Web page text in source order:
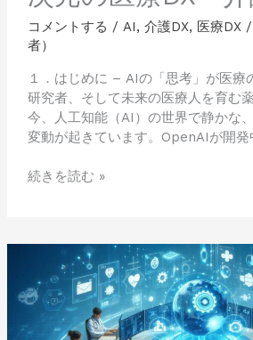
コメントする / AI, 介護DX, 医療DX/
者）
１．はじめに – AIの「思考」が医療
研究者、そして未来の医療人を育む
今、人工知能（AI）の世界で静かな
変動が起きています。OpenAIが開発
療
DX・
介
DX
続きを読む »
カ
テ